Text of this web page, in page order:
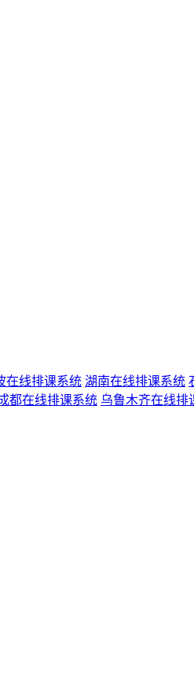
在线排课系统 湖南在线排课系统
都在线排课系统 乌鲁木齐在线排